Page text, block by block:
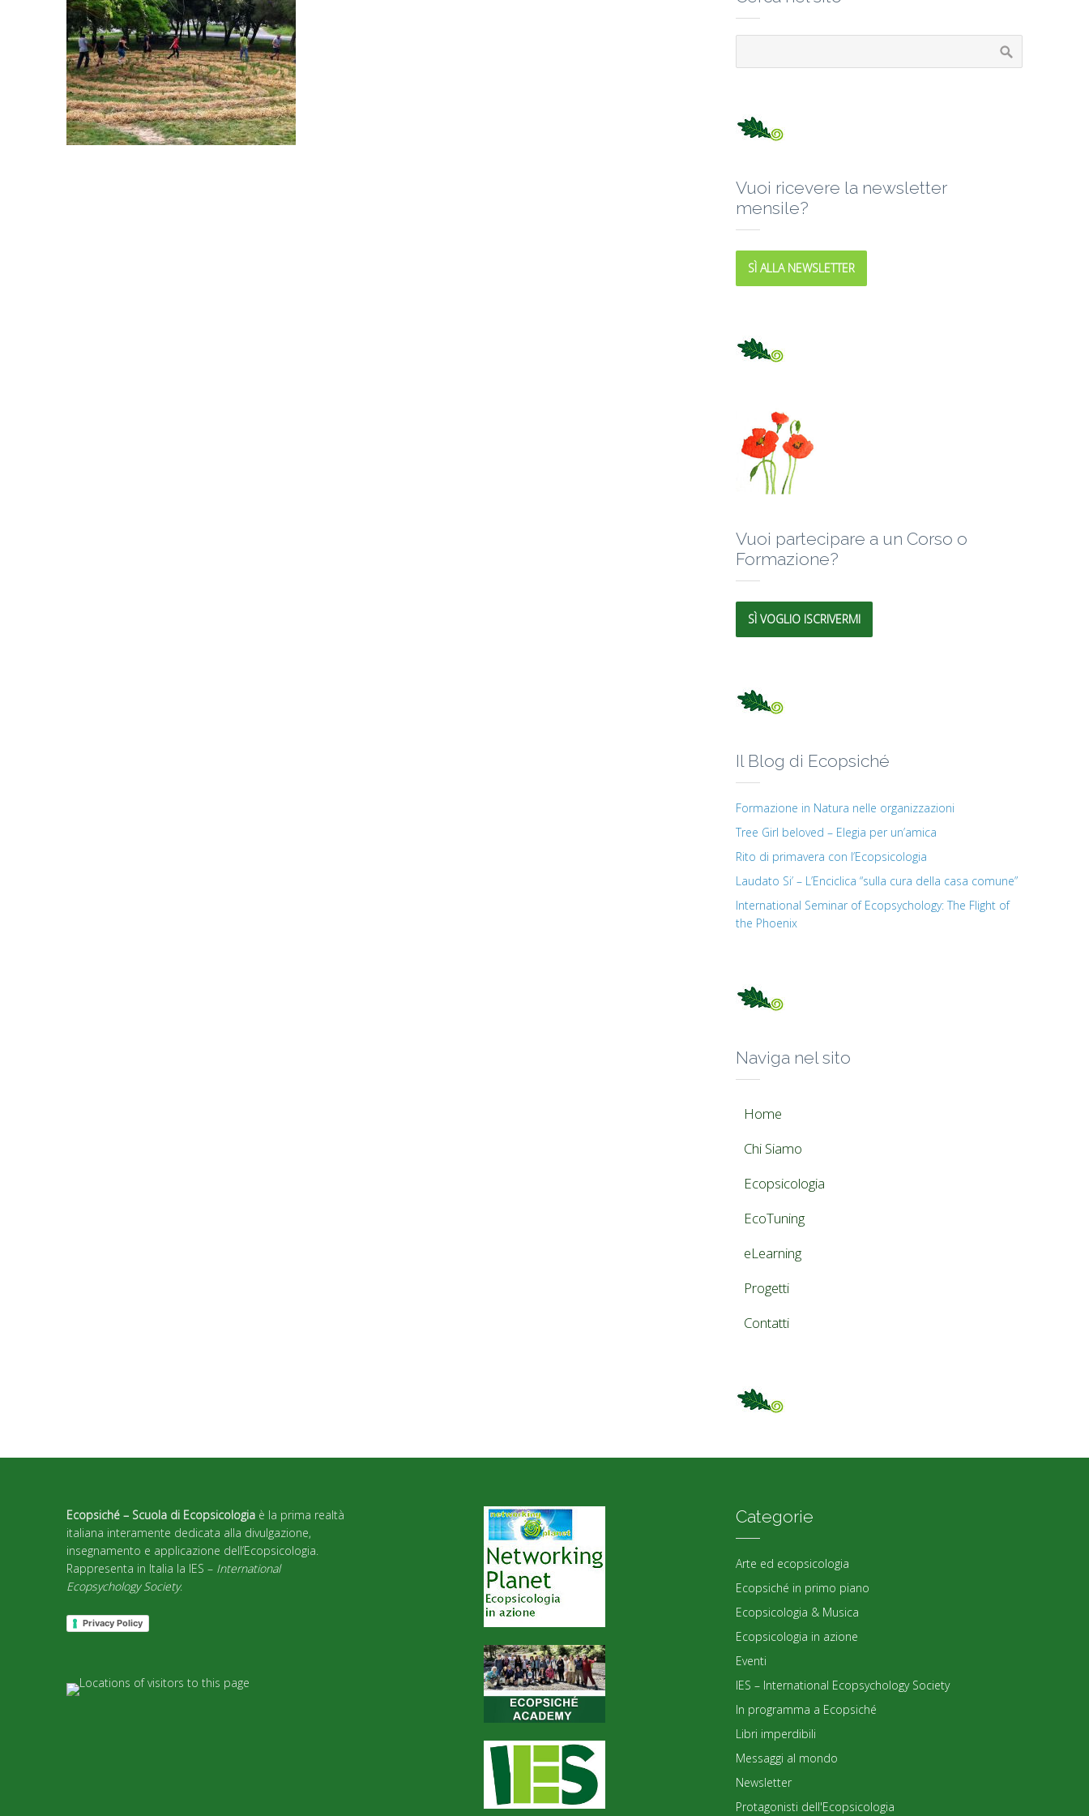
Vuoi ricevere la newsletter
mensile?
SÌ ALLA NEWSLETTER
Vuoi partecipare a un Corso o
Formazione?
SÌ VOGLIO ISCRIVERMI
Il Blog di Ecopsiché
Formazione in Natura nelle organizzazioni
Tree Girl beloved – Elegia per un’amica
Rito di primavera con l’Ecopsicologia
Laudato Si’ – L’Enciclica “sulla cura della casa comune”
International Seminar of Ecopsychology: The Flight of
the Phoenix
Naviga nel sito
Home
Chi Siamo
Ecopsicologia
EcoTuning
eLearning
Progetti
Contatti
Ecopsiché – Scuola di Ecopsicologia è la prima realtà
italiana interamente dedicata alla divulgazione,
insegnamento e applicazione dell’Ecopsicologia.
Rappresenta in Italia la IES – International
Ecopsychology Society.
Privacy Policy
Categorie
Arte ed ecopsicologia
Ecopsiché in primo piano
Ecopsicologia & Musica
Ecopsicologia in azione
Eventi
IES – International Ecopsychology Society
In programma a Ecopsiché
Libri imperdibili
Messaggi al mondo
Newsletter
Protagonisti dell'Ecopsicologia